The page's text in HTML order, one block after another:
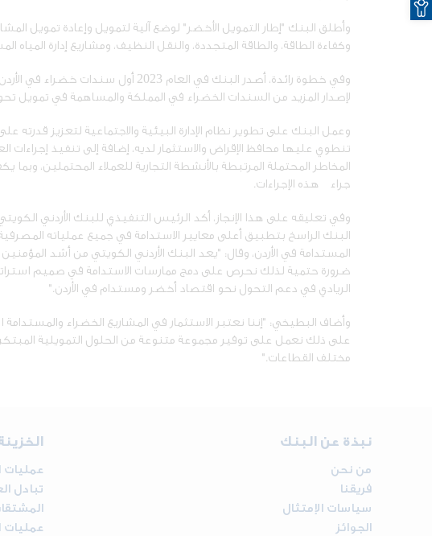
وأطلق البنك "إطار التمويل الأخضر" لوضع آلية لتمويل وإعادة تمويل
وكفاءة الطاقة، والطاقة المتجددة، والنقل النظيف، ومشاريع إدارة المياه
لإصدار المزيد من السندات الخضراء في المملكة والمساهمة في تمويل
وعمل البنك على تطوير نظام الإدارة البيئية والاجتماعية لتعزيز قدرته
تنطوي عليها محافظ الإقراض والاستثمار لديه، إضافة إلى تنفيذ إجراءات
المخاطر المحتملة المرتبطة بالأنشطة التجارية للعملاء المحتملين،
جراء هذه الإجراءات.
وفي تعليقه على هذا الإنجاز، أكد الرئيس التنفيذي للبنك الأردني
البنك الراسخ بتطبيق أعلى معايير الاستدامة في جميع عملياته
المستدامة في الأردن، وقال: "يعد البنك الأردني الكويتي من أشد
ضرورة حتمية لذلك نحرص على دمج ممارسات الاستدامة في صميم
الريادي في دعم التحول نحو اقتصاد أخضر ومستدام في الأردن."
وأضاف البطيخي: "إننا نعتبر الاستثمار في المشاريع الخضراء
على ذلك نعمل على توفير مجموعة متنوعة من الحلول التمويلية
مختلف القطاعات."
نبذة عن البنك
من نحن
فريقنا
سياسات الإمتثال
الجوائز
عمليات
تبادل
عمليات